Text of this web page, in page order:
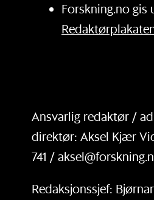
Forskning.no gis
Ansvarlig redaktør /
direktør: Aksel Kjær
741 /
Redaksjonssjef: